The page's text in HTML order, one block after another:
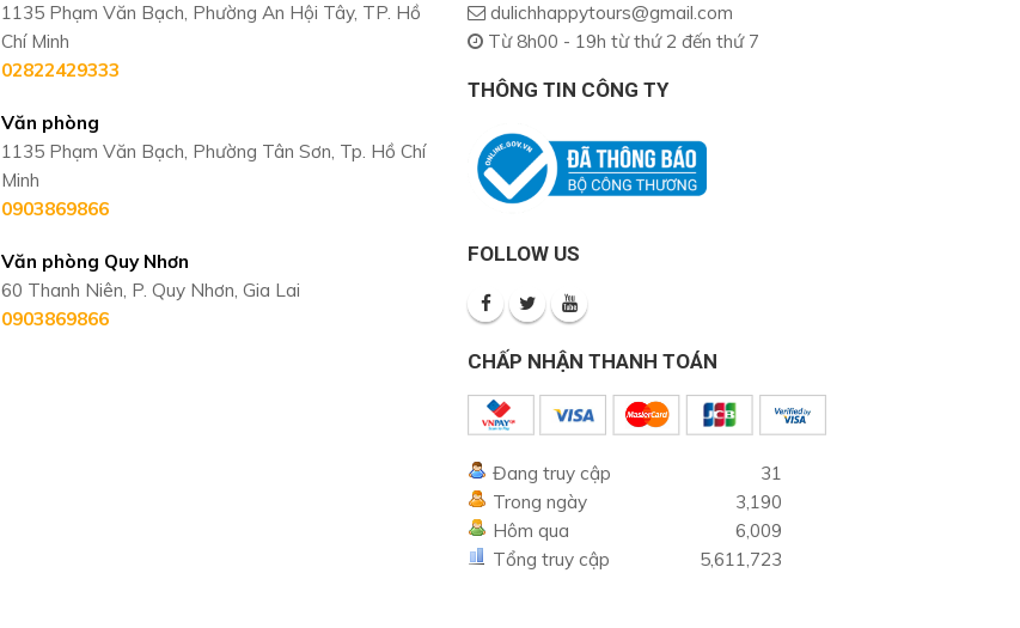
1135 Phạm Văn Bạch, Phường An Hội Tây, TP. Hồ
Chí Minh
02822429333
Văn phòng
1135 Phạm Văn Bạch, Phường Tân Sơn, Tp. Hồ Chí
Minh
0903869866
Văn phòng Quy Nhơn
60 Thanh Niên, P. Quy Nhơn, Gia Lai
0903869866
dulichhappytours@gmail.com
Từ 8h00 - 19h từ thứ 2 đến thứ 7
THÔNG TIN CÔNG TY
FOLLOW US
CHẤP NHẬN THANH TOÁN
Đang truy cập
31
Trong ngày
3,190
Hôm qua
6,009
Tổng truy cập
5,611,723